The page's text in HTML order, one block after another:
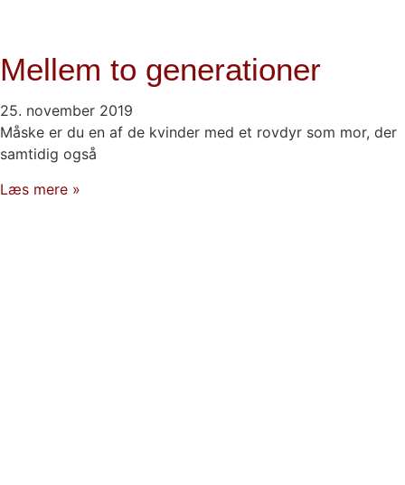
Mellem to generationer
25. november 2019
Måske er du en af de kvinder med et rovdyr som mor, der
samtidig også
Læs mere »